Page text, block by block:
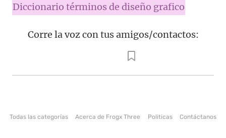
Diccionario términos de diseño grafico
Corre la voz con tus amigos/contactos:
Todas las categorías Acerca de Frogx Three Politicas Contáctanos